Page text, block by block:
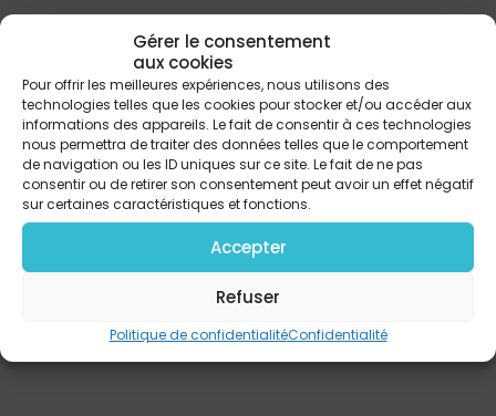
Gérer le consentement
aux cookies
Pour offrir les meilleures expériences, nous utilisons des
technologies telles que les cookies pour stocker et/ou accéder aux
informations des appareils. Le fait de consentir à ces technologies
nous permettra de traiter des données telles que le comportement
de navigation ou les ID uniques sur ce site. Le fait de ne pas
consentir ou de retirer son consentement peut avoir un effet négatif
sur certaines caractéristiques et fonctions.
Accepter
Refuser
Politique de confidentialitéConfidentialité
PARTAGER
Chorus Go, tell it on the mountain Over the hills
and everywhere Go, tell it on the mountain That
Jesus Christ is born Verse 1 The shepherds kept
their watching O'er silent flocks by night Behold
throughout the heavens There shone a Holy light
Verse 2 While shepherds feared and trembled
When, lo! Above the Earth Rang out the angel
chorus That hailed our Savior's birth Vеrse 3 Down
in a lowly manger Our humble Christ was born And